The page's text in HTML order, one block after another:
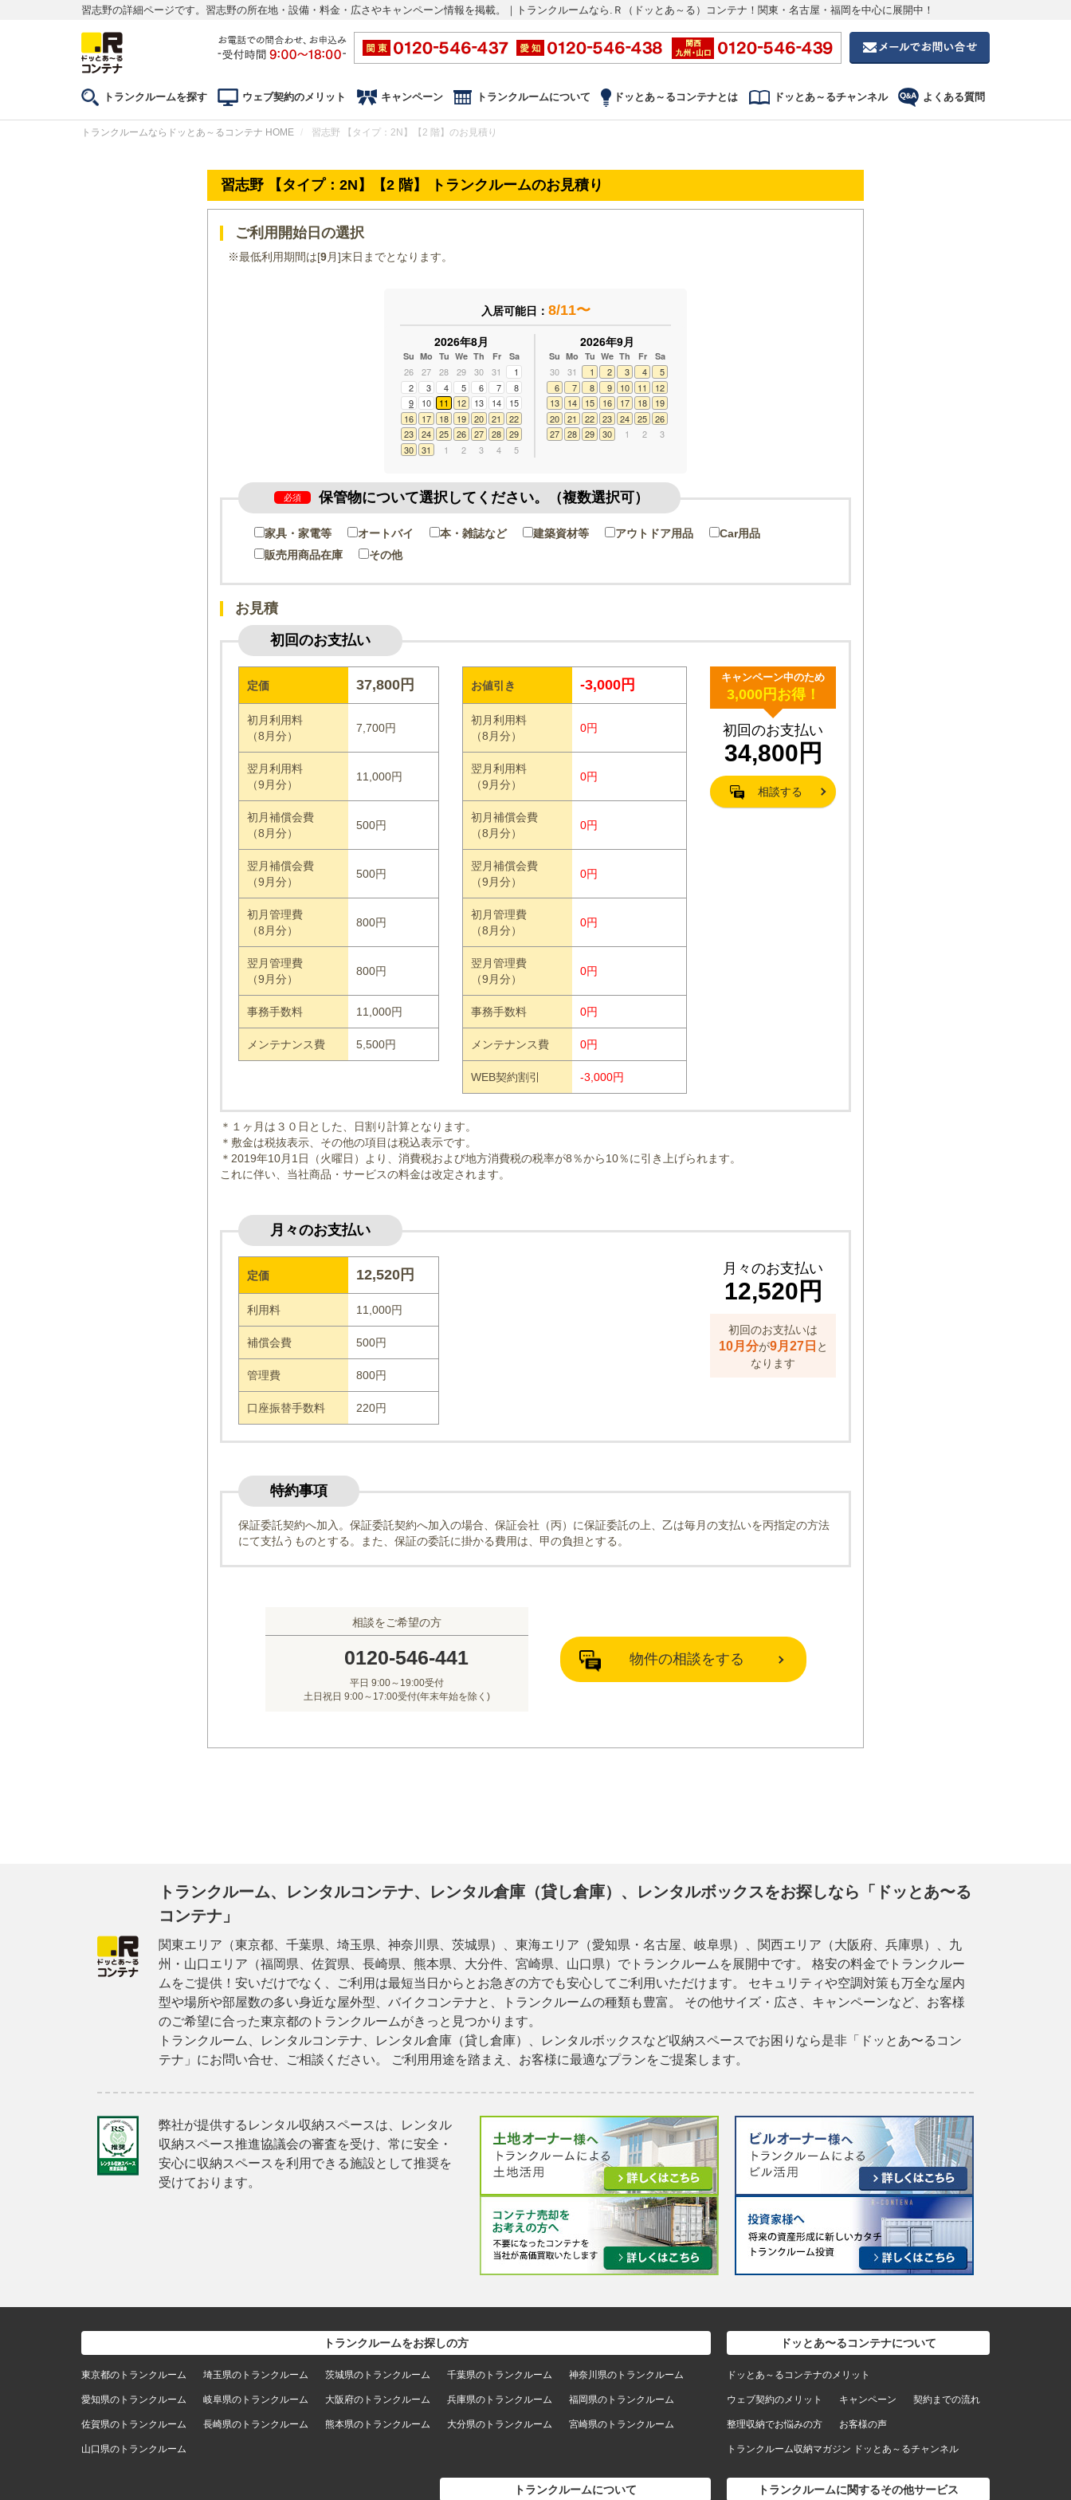
習志野の詳細ページです。習志野の所在地・設備・料金・広さやキャンペーン情報を掲載。｜トランクルームなら.Ｒ（ドッとあ～る）コンテナ！関東・名古屋・福岡を中心に展開中！
トランクルームを探す ウェブ契約のメリット キャンペーン トランクルームについて ドッとあ～るコンテナとは ドッとあ～るチャンネル よくある質問
トランクルームならドッとあ～るコンテナ HOME 習志野 【タイプ：2N】【2 階】のお見積り
習志野 【タイプ：2N】【2 階】 トランクルームのお見積り
ご利用開始日の選択
※最低利用期間は[9月]末日までとなります。
入居可能日： 8/11〜
2026年8月
Su Mo Tu We Th Fr Sa
26 27 28 29 30 31
1
2
3 4 5 6 7
8
9
10 11 12 13 14
15
16
17 18 19 20 21
22
23
24 25 26 27 28
29
30
31 1 2 3 4 5
2026年9月
Su Mo Tu We Th Fr Sa
30 31 1 2 3 4
5
6
7 8 9 10 11
12
13
14 15 16 17 18
19
20
21 22 23 24 25
26
27
28 29 30 1 2 3
必須 保管物について選択してください。（複数選択可）
家具・家電等 オートバイ 本・雑誌など 建築資材等 アウトドア用品
Car用品
販売用商品在庫
その他
お見積
初回のお支払い
定価 37,800円
初月利用料
（8月分）
7,700円
翌月利用料
（9月分）
11,000円
初月補償会費
（8月分）
500円
翌月補償会費
（9月分）
500円
初月管理費
（8月分）
800円
翌月管理費
（9月分）
800円
事務手数料 11,000円
メンテナンス費 5,500円
お値引き -3,000円
初月利用料
（8月分）
0円
翌月利用料
（9月分）
0円
初月補償会費
（8月分）
0円
翌月補償会費
（9月分）
0円
初月管理費
（8月分）
0円
翌月管理費
（9月分）
0円
事務手数料 0円
メンテナンス費 0円
WEB契約割引 -3,000円
キャンペーン中のため
3,000円お得！
初回のお支払い
34,800円
相談する
＊１ヶ月は３０日とした、日割り計算となります。
＊敷金は税抜表示、その他の項目は税込表示です。
＊2019年10月1日（火曜日）より、消費税および地方消費税の税率が8％から10％に引き上げられます。
これに伴い、当社商品・サービスの料金は改定されます。
月々のお支払い
定価 12,520円
利用料 11,000円
補償会費 500円
管理費 800円
口座振替手数料 220円
月々のお支払い
12,520円
初回のお支払いは
10月分が9月27日 と
なります
特約事項
保証委託契約へ加入。保証委託契約へ加入の場合、保証会社（丙）に保証委託の上、乙は毎月の支払いを丙指定の方法
にて支払うものとする。また、保証の委託に掛かる費用は、甲の負担とする。
相談をご希望の方
0120-546-441
平日 9:00～19:00受付
土日祝日 9:00～17:00受付(年末年始を除く)
物件の相談をする
トランクルーム、レンタルコンテナ、レンタル倉庫（貸し倉庫）、レンタルボックスをお探しなら「ドッとあ〜る
コンテナ」
関東エリア（東京都、千葉県、埼玉県、神奈川県、茨城県）、東海エリア（愛知県・名古屋、岐阜県）、関西エリア（大阪府、兵庫県）、九
州・山口エリア（福岡県、佐賀県、長崎県、熊本県、大分件、宮崎県、山口県）でトランクルームを展開中です。 格安の料金でトランクルー
ムをご提供！安いだけでなく、ご利用は最短当日からとお急ぎの方でも安心してご利用いただけます。 セキュリティや空調対策も万全な屋内
型や場所や部屋数の多い身近な屋外型、バイクコンテナと、トランクルームの種類も豊富。 その他サイズ・広さ、キャンペーンなど、お客様
のご希望に合った東京都のトランクルームがきっと見つかります。
トランクルーム、レンタルコンテナ、レンタル倉庫（貸し倉庫）、レンタルボックスなど収納スペースでお困りなら是非「ドッとあ〜るコン
テナ」にお問い合せ、ご相談ください。 ご利用用途を踏まえ、お客様に最適なプランをご提案します。
弊社が提供するレンタル収納スペースは、レンタル
収納スペース推進協議会の審査を受け、常に安全・
安心に収納スペースを利用できる施設として推奨を
受けております。
トランクルームをお探しの方
東京都のトランクルーム 埼玉県のトランクルーム 茨城県のトランクルーム 千葉県のトランクルーム 神奈川県のトランクルーム
愛知県のトランクルーム 岐阜県のトランクルーム 大阪府のトランクルーム 兵庫県のトランクルーム 福岡県のトランクルーム
佐賀県のトランクルーム 長崎県のトランクルーム 熊本県のトランクルーム 大分県のトランクルーム 宮崎県のトランクルーム
山口県のトランクルーム
トランクルームについて
ドッとあ〜るコンテナについて
ドッとあ～るコンテナのメリット
ウェブ契約のメリット キャンペーン 契約までの流れ
整理収納でお悩みの方 お客様の声
トランクルーム収納マガジン ドッとあ～るチャンネル
トランクルームに関するその他サービス